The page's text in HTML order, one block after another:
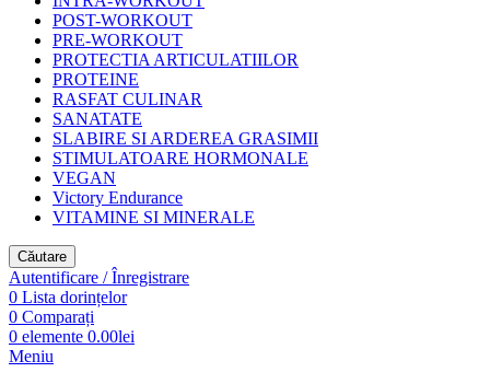
POST-WORKOUT
PRE-WORKOUT
PROTECTIA ARTICULATIILOR
PROTEINE
RASFAT CULINAR
SANATATE
SLABIRE SI ARDEREA GRASIMII
STIMULATOARE HORMONALE
VEGAN
Victory Endurance
VITAMINE SI MINERALE
Căutare
Autentificare / Înregistrare
0 Lista dorințelor
0 Comparați
0 elemente 0.00lei
Meniu